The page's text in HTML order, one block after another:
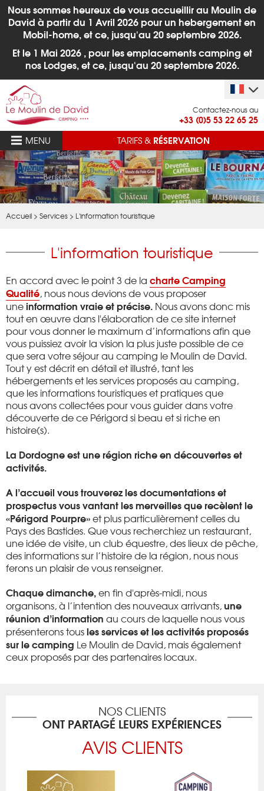
Nous sommes heureux de vous accueillir au Moulin de
David à partir du 1 Avril 2026 pour un hebergement en
Mobil-home, et ce, jusqu'au 20 septembre 2026.
Et le 1 Mai 2026 , pour les emplacements camping et
nos Lodges,et ce, jusqu'au 20 septembre 2026.
Contactez-nous au
+33 (0)5 53 22 65 25
MENU
TARIFS & RÉSERVATION
Accueil > Services > L'information touristique
L'information touristique
En accord avec le point 3 de la charte Camping
Qualité, nous nous devions de vous proposer
uneinformation vraie et précise. Nous avons donc mis
tout en œuvre dans l'élaboration de ce site internet
pour vous donner le maximum d’informations afin que
vous puissiez avoir la vision la plus juste possible de ce
que sera votre séjour au camping le Moulin de David.
Tout y est décrit en détail et illustré, tant les
hébergements et les services proposés au camping,
que les informations touristiques et pratiques que
nous avons collectées pour vous guider dansvotre
découverte de ce Périgord si beau et si riche en
histoire(s).
La Dordogne est une région riche en découvertes et
activités.
A l’accueil vous trouverez les documentations et
prospectus vous vantant les merveilles que recèlent le
«Périgord Pourpre»et plus particulièrement celles du
Pays des Bastides. Que vous recherchiez un restaurant,
une idée de visite, un club équestre, des lieux de pêche,
des informations sur l’histoire de la région, nous nous
ferons un plaisir de vous renseigner.
Chaque dimanche,en fin d'après-midi, nous
organisons, à l’intention des nouveaux arrivants,une
réunion d’information au cours de laquelle nous vous
présenterons tousles services et les activités proposés
sur le camping Le Moulin de David, mais également
ceux proposés par des partenaires locaux.
NOS CLIENTS
ONT PARTAGÉ LEURS EXPÉRIENCES
AVIS CLIENTS